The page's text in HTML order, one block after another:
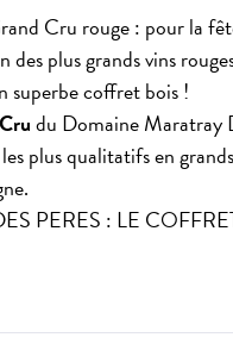
Cru rouge : pour la
des plus grands vins
superbe coffret bois !
du Domaine Maratray
plus qualitatifs en
PERES : LE